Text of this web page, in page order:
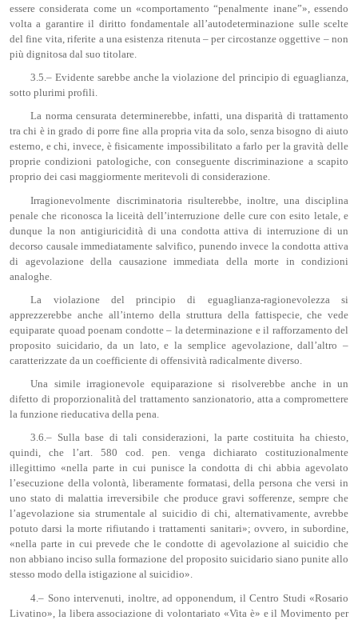
essere considerata come un «comportamento “penalmente inane”», essendo
volta a garantire il diritto fondamentale all’autodeterminazione sulle scelte
del fine vita, riferite a una esistenza ritenuta – per circostanze oggettive – non
più dignitosa dal suo titolare.
3.5.– Evidente sarebbe anche la violazione del principio di eguaglianza,
sotto plurimi profili.
La norma censurata determinerebbe, infatti, una disparità di trattamento
tra chi è in grado di porre fine alla propria vita da solo, senza bisogno di aiuto
esterno, e chi, invece, è fisicamente impossibilitato a farlo per la gravità delle
proprie condizioni patologiche, con conseguente discriminazione a scapito
proprio dei casi maggiormente meritevoli di considerazione.
Irragionevolmente discriminatoria risulterebbe, inoltre, una disciplina
penale che riconosca la liceità dell’interruzione delle cure con esito letale, e
dunque la non antigiuricidità di una condotta attiva di interruzione di un
decorso causale immediatamente salvifico, punendo invece la condotta attiva
di agevolazione della causazione immediata della morte in condizioni
analoghe.
La violazione del principio di eguaglianza-ragionevolezza si
apprezzerebbe anche all’interno della struttura della fattispecie, che vede
equiparate quoad poenam condotte – la determinazione e il rafforzamento del
proposito suicidario, da un lato, e la semplice agevolazione, dall’altro –
caratterizzate da un coefficiente di offensività radicalmente diverso.
Una simile irragionevole equiparazione si risolverebbe anche in un
difetto di proporzionalità del trattamento sanzionatorio, atta a compromettere
la funzione rieducativa della pena.
3.6.– Sulla base di tali considerazioni, la parte costituita ha chiesto,
quindi, che l’art. 580 cod. pen. venga dichiarato costituzionalmente
illegittimo «nella parte in cui punisce la condotta di chi abbia agevolato
l’esecuzione della volontà, liberamente formatasi, della persona che versi in
uno stato di malattia irreversibile che produce gravi sofferenze, sempre che
l’agevolazione sia strumentale al suicidio di chi, alternativamente, avrebbe
potuto darsi la morte rifiutando i trattamenti sanitari»; ovvero, in subordine,
«nella parte in cui prevede che le condotte di agevolazione al suicidio che
non abbiano inciso sulla formazione del proposito suicidario siano punite allo
stesso modo della istigazione al suicidio».
4.– Sono intervenuti, inoltre, ad opponendum, il Centro Studi «Rosario
Livatino», la libera associazione di volontariato «Vita è» e il Movimento per